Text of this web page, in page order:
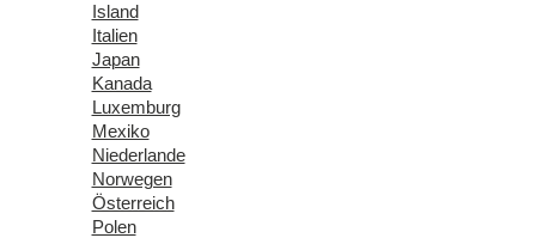
Island
Italien
Japan
Kanada
Luxemburg
Mexiko
Niederlande
Norwegen
Österreich
Polen